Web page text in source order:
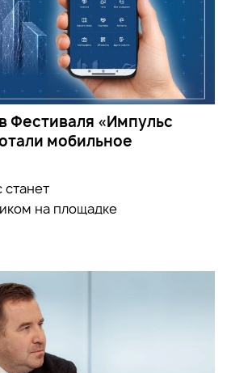
Фестиваля «Импульс
мобильное
на площадке